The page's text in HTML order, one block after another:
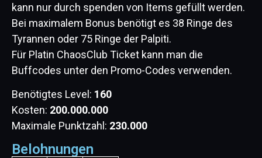
kann nur durch spenden von Items gefüllt werden.
Bei maximalem Bonus benötigt es 38 Ringe des
Tyrannen oder 75 Ringe der Palpiti.
Für Platin ChaosClub Ticket kann man die
Buffcodes unter den Promo-Codes verwenden.
Benötigtes Level: 160
Kosten: 200.000.000
Maximale Punktzahl: 230.000
Belohnungen